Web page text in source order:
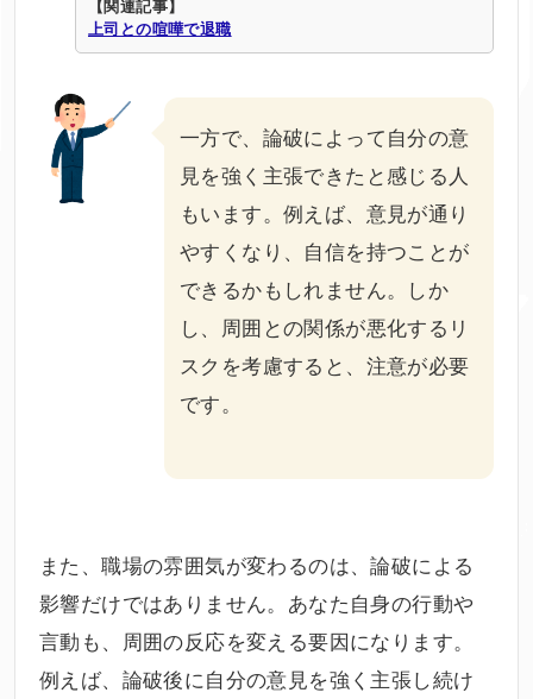
【関連記事】
上司との喧嘩で退職
一方で、論破によって自分の意
見を強く主張できたと感じる人
もいます。例えば、意見が通り
やすくなり、自信を持つことが
できるかもしれません。しか
し、周囲との関係が悪化するリ
スクを考慮すると、注意が必要
です。
また、職場の雰囲気が変わるのは、論破による
影響だけではありません。あなた自身の行動や
言動も、周囲の反応を変える要因になります。
例えば、論破後に自分の意見を強く主張し続け